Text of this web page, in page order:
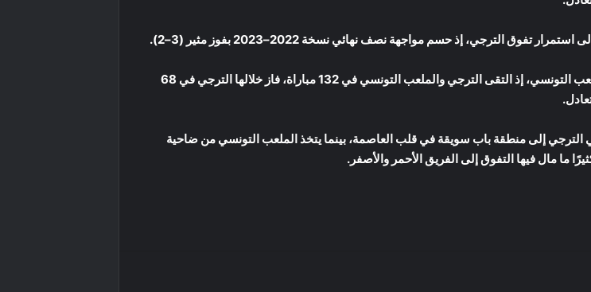
الترجي، إذ حسم مواجهة نصف نهائي نسخة 2022–2023 بفوز مثير (3–2).
أما على صعيد الدوري، فتؤكد الأرقام الفجوة التاريخية بين الترجي والملعب التونسي، إذ التقى الترجي والملعب التونسي في 132 مباراة، فاز خلالها الترجي في 68
الترجي إلى منطقة باب سويقة في قلب العاصمة، بينما يتخذ الملعب التونسي من ضاحية
ما مال فيها التفوق إلى الفريق الأحمر والأصفر.